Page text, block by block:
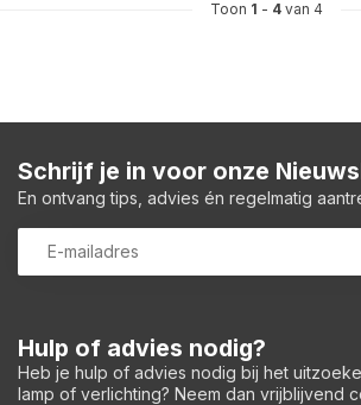
Toon 1 - 4van 4
Hulp of advies nodig?
Heb je hulp of advies nodig bij het
lamp of verlichting? Neem dan vrijblijvend
Schrijf je in voor onze
En ontvang tips, advies én regelmatig